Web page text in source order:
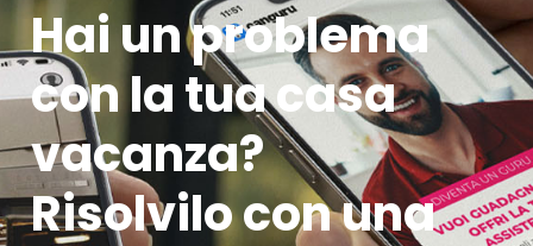
Hai un problema
con la tua casa
vacanza?
Risolvilo con una